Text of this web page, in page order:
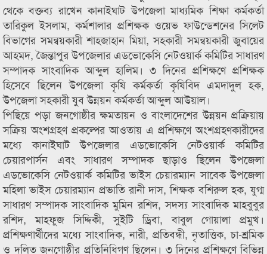
থেকে বক্তব্য রাখেন কানাইঘাট উপজেলা মাধ্যমিক শিক্ষা কর্মকর্তা
তারিকুল ইসলাম, কর্মশালার প্রশিক্ষক ওয়েভ ফাউন্ডেশনের সিলেট
বিভাগের সমন্বয়কারী শাহজাহান মিয়া, সহকারী সমন্বয়কারী জুবায়ের
আহমদ, জৈন্তাপুর উপজেলার এডভোকেসি নেটওয়ার্ক কমিটির সাধারণ
সম্পাদক সাংবাদিক আব্দুল হালিম। ৩ দিনের প্রশিক্ষণে প্রশিক্ষক
হিসেবে ছিলেন উপজেলা কৃষি কর্মকর্তা কৃষিবিদ এমদাদুল হক,
উপজেলা সহকারী যুব উন্নয়ন কর্মকর্তা আব্দুল আউয়াল।
পিছিয়ে পড়া জনগোষ্ঠীর ক্ষমতায়ন ও বাংলাদেশের উন্নয়ন প্রক্রিয়ায়
সক্রিয় অংশগ্রহণ প্রকল্পের আওতায় এ প্রশিক্ষণে অংশগ্রহণকারীদের
মধ্যে কানাইঘাট উপজেলার এডভোকেসি নেটওয়ার্ক কমিটির
চেয়ারপার্সন এবং সাধারণ সম্পাদক ছাড়াও ছিলেন উপজেলা
এডভোকেসি নেটওয়ার্ক কমিটির ভাইস চেয়ারম্যান সাবেক উপজেলা
মহিলা ভাইস চেয়ারম্যান প্রভাতি রানী দাস, শিক্ষক বশিরুল হক, যুগ্ম
সাধারণ সম্পাদক সাংবাদিক মুমিন রশিদ, সদস্য সাংবাদিক মাহবুবুর
রশিদ, মাহফুজ সিদ্দিকী, সুইটি ড্রিবা, বাবুল গোয়ালা প্রমুখ।
প্রশিক্ষণার্থীদের মধ্যে সাংবাদিক, নারী, প্রতিবন্ধী, নৃতাত্তিক, চা-শ্রমিক
ও দলিত জনগোষ্ঠীর প্রতিনিধিগণ ছিলেন। ৩ দিনের প্রশিক্ষণে বিভিন্ন